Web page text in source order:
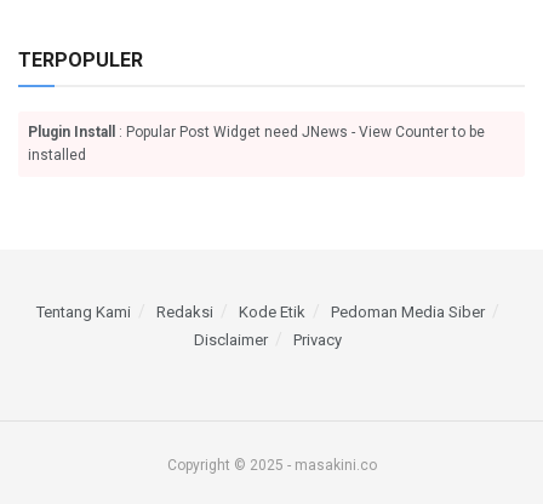
TERPOPULER
Plugin Install
: Popular Post Widget need JNews - View Counter to be
installed
Tentang Kami Redaksi Kode Etik
Pedoman Media Siber
Disclaimer
Privacy
Copyright © 2025 - masakini.co